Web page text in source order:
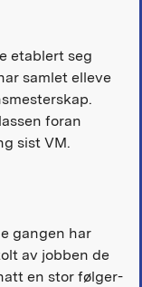
etablert seg
samlet elleve
foran
sist VM.
gangen har
av jobben de
en stor følger-